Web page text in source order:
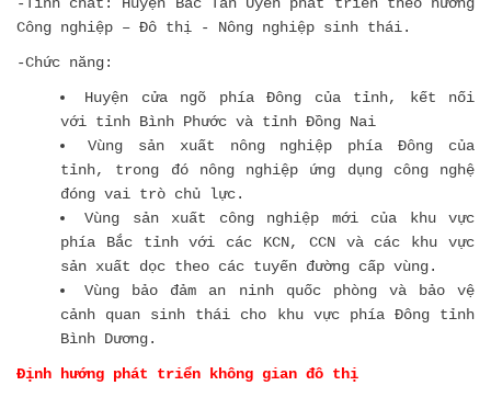
Công nghiệp – Đô thị - Nông nghiệp sinh thái.
-Chức năng:
Huyện cửa ngõ phía Đông của tỉnh, kết nối
với tỉnh Bình Phước và tỉnh Đồng Nai
Vùng sản xuất nông nghiệp phía Đông của
tỉnh, trong đó nông nghiệp ứng dụng công nghệ
đóng vai trò chủ lực.
Vùng sản xuất công nghiệp mới của khu vực
phía Bắc tỉnh với các KCN, CCN và các khu vực
sản xuất dọc theo các tuyến đường cấp vùng.
Vùng bảo đảm an ninh quốc phòng và bảo vệ
cảnh quan sinh thái cho khu vực phía Đông tỉnh
Bình Dương.
Định hướng phát triển không gian đô thị